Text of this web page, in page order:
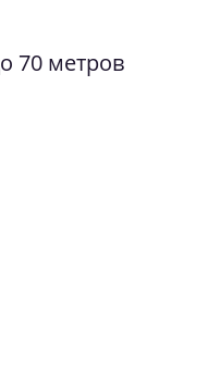
70 метров